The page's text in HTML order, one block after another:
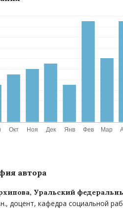
автора
Уральский
доцент, кафедра социальной